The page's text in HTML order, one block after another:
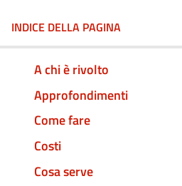
INDICE DELLA PAGINA
A chi è rivolto
Approfondimenti
Come fare
Costi
Cosa serve